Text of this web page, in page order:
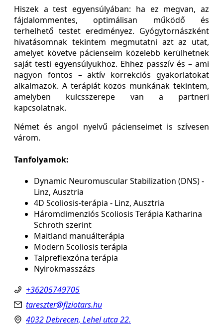
Hiszek a test egyensúlyában: ha ez megvan, az
fájdalommentes, optimálisan működő és
terhelhető testet eredményez. Gyógytornászként
hivatásomnak tekintem megmutatni azt az utat,
amelyet követve pácienseim közelebb kerülhetnek
saját testi egyensúlyukhoz. Ehhez passzív és – ami
nagyon fontos – aktív korrekciós gyakorlatokat
alkalmazok. A terápiát közös munkának tekintem,
amelyben kulcsszerepe van a partneri
kapcsolatnak.
Német és angol nyelvű pácienseimet is szívesen
várom.
Tanfolyamok:
Dynamic Neuromuscular Stabilization (DNS) -
Linz, Ausztria
4D Scoliosis-terápia - Linz, Ausztria
Háromdimenziós Scoliosis Terápia Katharina
Schroth szerint
Maitland manuálterápia
Modern Scoliosis terápia
Talpreflexzóna terápia
Nyirokmasszázs
+36205749705
tareszter@fiziotars.hu
4032 Debrecen, Lehel utca 22.